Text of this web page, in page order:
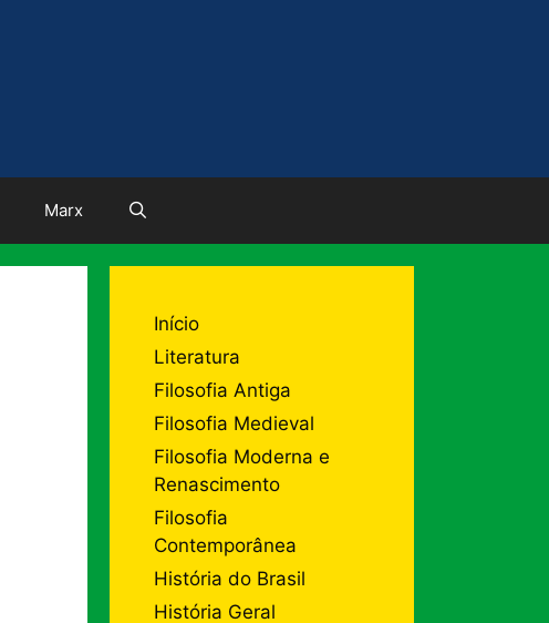
Marx
Início
Literatura
Filosofia Antiga
Filosofia Medieval
Filosofia Moderna e
Renascimento
Filosofia
Contemporânea
História do Brasil
História Geral